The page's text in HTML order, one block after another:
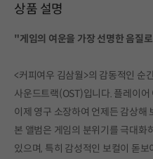
상품 설명
"게임의 여운을 가장 선명한 음질
<커피여우 김삼월>의 감동적인 순
사운드트랙(OST)입니다. 플레이
이제 영구 소장하여 언제든 감상해
본 앨범은 게임의 분위기를 극대화
있으며, 특히 감성적인 보컬이 돋